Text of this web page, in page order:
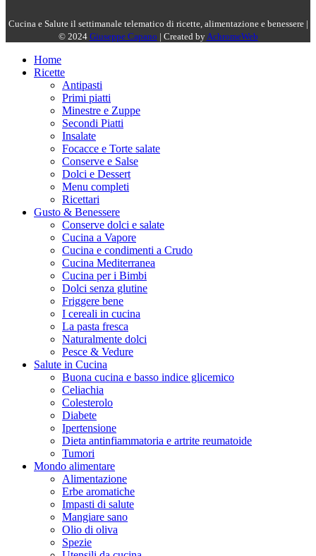
Cucina e Salute il settimanale telematico di ricette, alimentazione e benessere |
© 2024 Giuseppe Capano | Created byAchromeWeb
Home
Ricette
Antipasti
Primi piatti
Minestre e Zuppe
Secondi Piatti
Insalate
Focacce e Torte salate
Conserve e Salse
Dolci e Dessert
Menu completi
Ricettari
Gusto & Benessere
Conserve dolci e salate
Cucina a Vapore
Cucina e condimenti a Crudo
Cucina Mediterranea
Cucina per i Bimbi
Dolci senza glutine
Friggere bene
I cereali in cucina
La pasta fresca
Naturalmente dolci
Pesce & Vedure
Salute in Cucina
Buona cucina e basso indice glicemico
Celiachia
Colesterolo
Diabete
Ipertensione
Dieta antinfiammatoria e artrite reumatoide
Tumori
Mondo alimentare
Alimentazione
Erbe aromatiche
Impasti di salute
Mangiare sano
Olio di oliva
Spezie